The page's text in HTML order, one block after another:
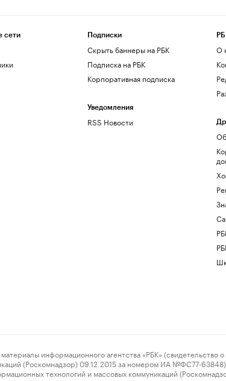
сети Подписки
Скрыть баннеры на РБК
Подписка на РБК
Корпоративная подписка
Уведомления
RSS Новости
О
информационного агентства «РБК» (свидетельство о
(Роскомнадзор) 09.12.2015 за номером ИА №ФС77-63848)
технологий и массовых коммуникаций